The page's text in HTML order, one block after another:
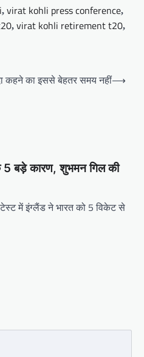
, virat kohli press conference,
, virat kohli retirement t20,
कहने का इससे बेहतर समय नहीं⟶
5 बड़े कारण, शुभमन गिल की
में इंग्लैंड ने भारत को 5 विकेट से